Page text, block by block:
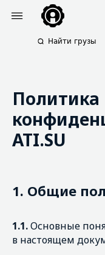
Найти грузы
Политика
ATI.SU
1. Общие
1.1.Основные
в настоящем